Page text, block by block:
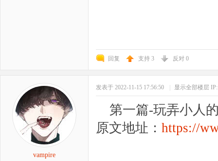
回复 支持 3 反对 0
vampire
发表于 2022-11-15 17:56:50 显示全部楼层
第一篇-玩弄小人
原文地址： https://